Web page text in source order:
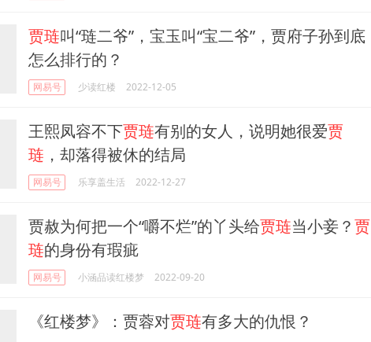
贾琏叫“琏二爷”，宝玉叫“宝二爷”，贾府子孙到底
怎么排行的？
网易号 少读红楼 2022-12-05
王熙凤容不下贾琏有别的女人，说明她很爱贾
琏 ，却落得被休的结局
网易号 乐享盖生活 2022-12-27
贾赦为何把一个“嚼不烂”的丫头给贾琏当小妾？贾
琏的身份有瑕疵
网易号 小涵品读红楼梦 2022-09-20
《红楼梦》：贾蓉对贾琏有多大的仇恨？